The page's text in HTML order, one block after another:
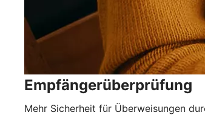
Empfängerüberprüfung
Mehr Sicherheit für Überweisungen